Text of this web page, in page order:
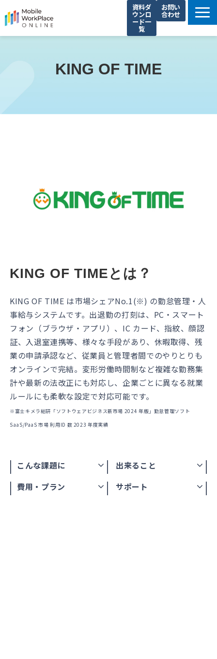
資料ダ
ウンロ
ード一
覧
お問い
合わせ
解決できる課題
法人携帯お役立ち情報
KING OF TIME
KING OF TIMEとは？
KING OF TIME は市場シェアNo.1(※) の勤怠管理・人
事給与システムです。出退勤の打刻は、PC・スマート
フォン（ブラウザ・アプリ）、IC カード、指紋、顔認
証、入退室連携等、様々な手段があり、休暇取得、残
業の申請承認など、従業員と管理者間でのやりとりも
オンラインで完結。変形労働時間制など複雑な勤務集
計や最新の法改正にも対応し、企業ごとに異なる就業
ルールにも柔軟な設定で対応可能です。
※富士キメラ総研「ソフトウェアビジネス新市場 2024 年版」勤怠管理ソフト
SaaS/PaaS 市場 利用ID 数 2023 年度実績
こんな課題に
出来ること
費用・プラン
サポート